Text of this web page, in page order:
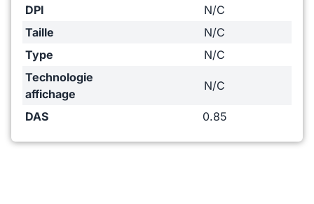
DPI
N/C
Taille
N/C
Type
N/C
Technologie
affichage
N/C
DAS 0.85